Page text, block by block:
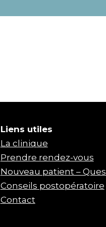
Liens utiles
La clinique
Prendre rendez-vous
Nouveau patient –
Conseils postopératoire
Contact